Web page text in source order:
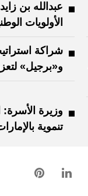
عبدالله بن
الأولويات
شراكة
و«برجيل»
وزيرة الأسرة:
تنموية